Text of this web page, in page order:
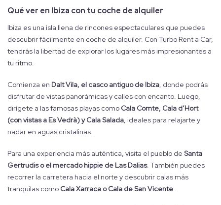
Qué ver en Ibiza con tu coche de alquiler
Ibiza es una isla llena de rincones espectaculares que puedes
descubrir fácilmente en coche de alquiler. Con Turbo Rent a Car,
tendrás la libertad de explorar los lugares más impresionantes a
tu ritmo.
Comienza en Dalt Vila, el casco antiguo de Ibiza , donde podrás
disfrutar de vistas panorámicas y calles con encanto. Luego,
dirígete a las famosas playas como Cala Comte, Cala d’Hort
(con vistas a Es Vedrà) y Cala Salada , ideales para relajarte y
nadar en aguas cristalinas.
Para una experiencia más auténtica, visita el pueblo de Santa
Gertrudis o el mercado hippie de Las Dalias. También puedes
recorrer la carretera hacia el norte y descubrir calas más
tranquilas como Cala Xarraca o Cala de San Vicente